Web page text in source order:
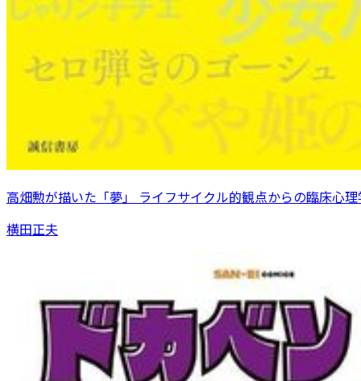
高畑勲が描いた「夢」 ライフサイクル的観点からの臨床心
横田正夫